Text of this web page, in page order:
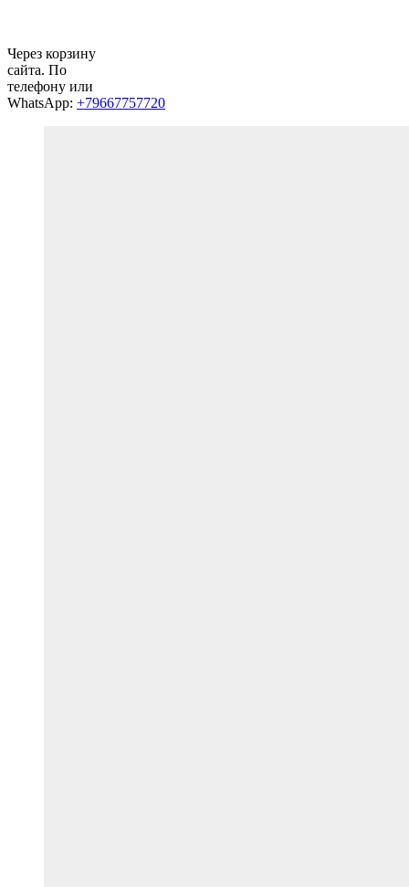
Через корзину
сайта. По
телефону или
WhatsApp: +79667757720